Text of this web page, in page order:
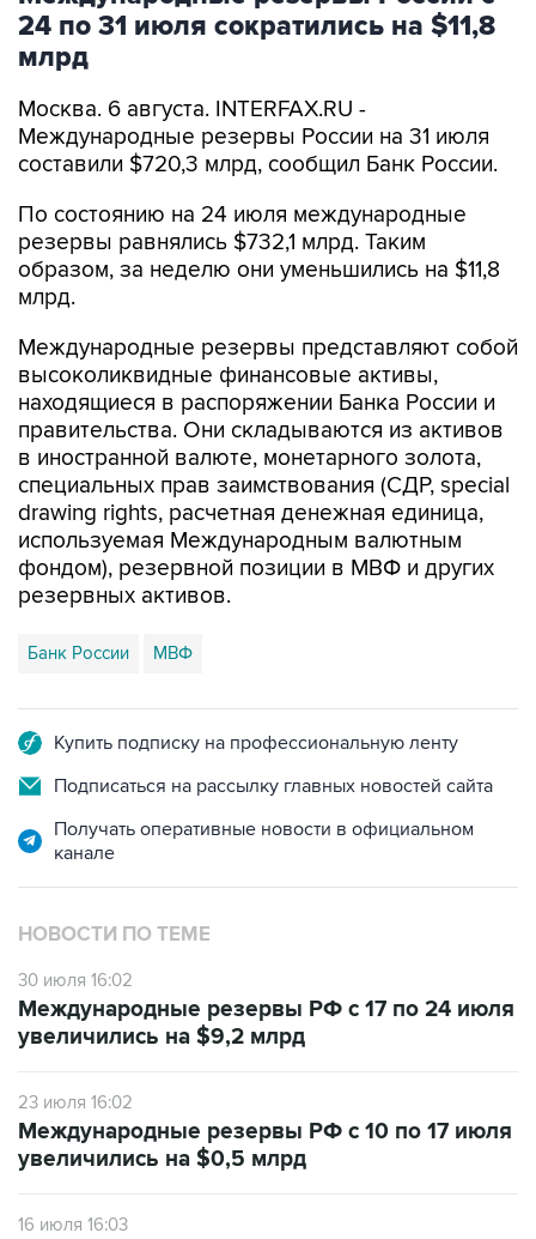
24 по 31 июля сократились на $11,8
млрд
Москва. 6 августа. INTERFAX.RU -
Международные резервы России на 31 июля
составили $720,3 млрд, сообщил Банк России.
По состоянию на 24 июля международные
резервы равнялись $732,1 млрд. Таким
образом, за неделю они уменьшились на $11,8
млрд.
Международные резервы представляют собой
высоколиквидные финансовые активы,
находящиеся в распоряжении Банка России и
правительства. Они складываются из активов
в иностранной валюте, монетарного золота,
специальных прав заимствования (СДР, special
drawing rights, расчетная денежная единица,
используемая Международным валютным
фондом), резервной позиции в МВФ и других
резервных активов.
Банк России МВФ
Купить подписку на профессиональную ленту
Подписаться на рассылку главных новостей сайта
Получать оперативные новости в официальном
канале
НОВОСТИ ПО ТЕМЕ
30 июля 16:02
Международные резервы РФ с 17 по 24 июля
увеличились на $9,2 млрд
23 июля 16:02
Международные резервы РФ с 10 по 17 июля
увеличились на $0,5 млрд
16 июля 16:03